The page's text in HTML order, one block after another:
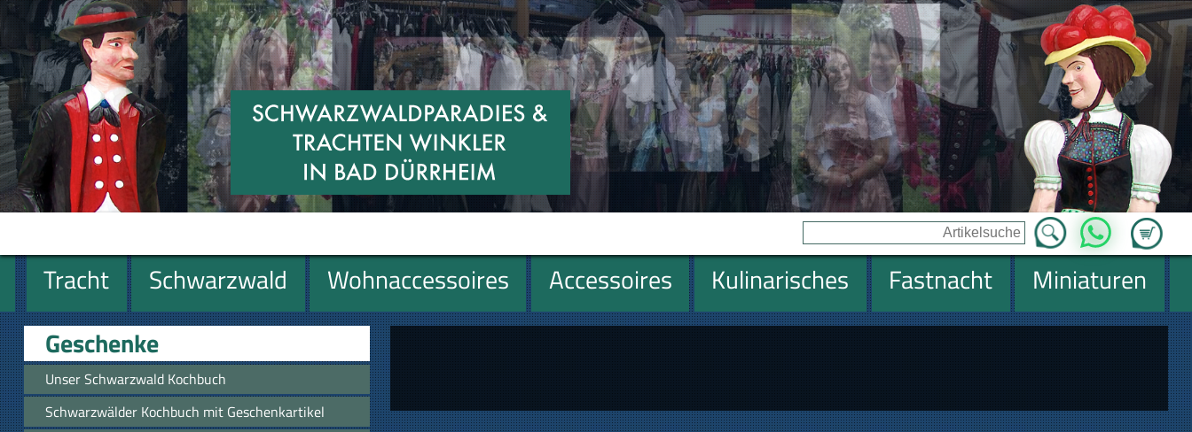
Zum
WhatsApp
Tracht Schwarzwald Wohnaccessoires Accessoires Kulinarisches Fastnacht
Miniaturen
Geschenke
Geschenke
Unser Schwarzwald Kochbuch
Schwarzwälder Kochbuch mit Geschenkartikel